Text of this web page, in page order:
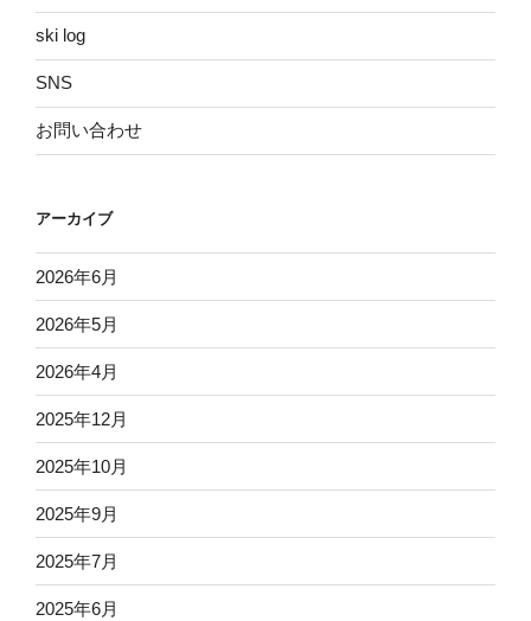
ski log
SNS
お問い合わせ
アーカイブ
2026年6月
2026年5月
2026年4月
2025年12月
2025年10月
2025年9月
2025年7月
2025年6月